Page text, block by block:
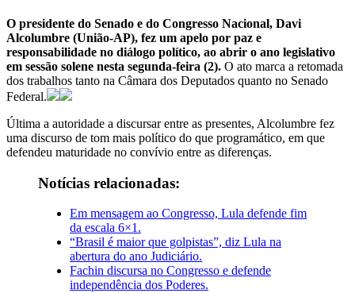
O presidente do Senado e do Congresso Nacional, Davi
Alcolumbre (União-AP), fez um apelo por paz e
responsabilidade no diálogo político, ao abrir o ano legislativo
em sessão solene nesta segunda-feira (2). O ato marca a retomada
dos trabalhos tanto na Câmara dos Deputados quanto no Senado
Federal.
Última a autoridade a discursar entre as presentes, Alcolumbre fez
uma discurso de tom mais político do que programático, em que
defendeu maturidade no convívio entre as diferenças.
Notícias relacionadas:
Em mensagem ao Congresso, Lula defende fim
da escala 6×1.
“Brasil é maior que golpistas”, diz Lula na
abertura do ano Judiciário.
Fachin discursa no Congresso e defende
independência dos Poderes.